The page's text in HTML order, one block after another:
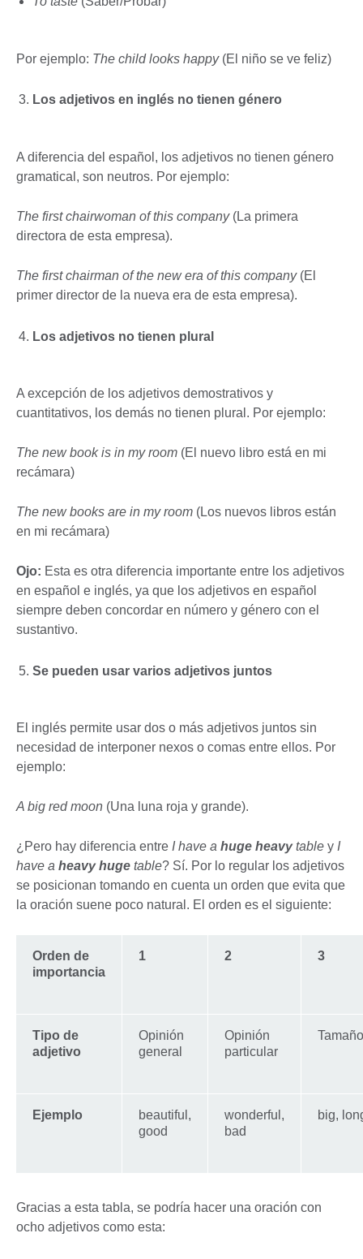
Por ejemplo: The child looks happy (El niño se ve feliz)
Los adjetivos en inglés no tienen género
A diferencia del español, los adjetivos no tienen género
gramatical, son neutros. Por ejemplo:
The first chairwoman of this company (La primera
directora de esta empresa).
The first chairman of the new era of this company (El
primer director de la nueva era de esta empresa).
Los adjetivos no tienen plural
A excepción de los adjetivos demostrativos y
cuantitativos, los demás no tienen plural. Por ejemplo:
The new book is in my room (El nuevo libro está en mi
recámara)
The new books are in my room (Los nuevos libros están
en mi recámara)
Ojo: Esta es otra diferencia importante entre los adjetivos
en español e inglés, ya que los adjetivos en español
siempre deben concordar en número y género con el
sustantivo.
Se pueden usar varios adjetivos juntos
El inglés permite usar dos o más adjetivos juntos sin
necesidad de interponer nexos o comas entre ellos. Por
ejemplo:
A big red moon (Una luna roja y grande).
¿Pero hay diferencia entre I have a huge heavytable y I
have a heavy huge table? Sí. Por lo regular los adjetivos
se posicionan tomando en cuenta un orden que evita que
la oración suene poco natural. El orden es el siguiente:
Orden de
importancia
1 2 3
Tipo de
adjetivo
Opinión
general
Opinión
particular
Ejemplo
beautiful,
good
wonderful,
bad
big,
Gracias a esta tabla, se podría hacer una oración con
ocho adjetivos como esta: